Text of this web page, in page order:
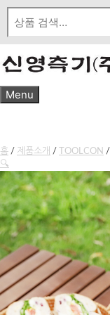
Skip
content
Menu
홈 / 제품소개 / TOOLCON /
🔍